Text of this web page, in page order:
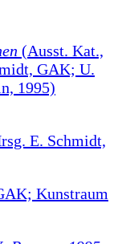
(Ausst. Kat.,
GAK; U.
1995)
E. Schmidt,
Kunstraum